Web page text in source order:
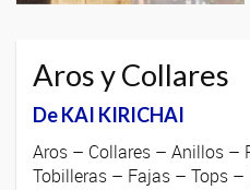
Aros y Collares
De KAI KIRICHAI
Aros – Collares – Anillos –
Tobilleras – Fajas – Tops –